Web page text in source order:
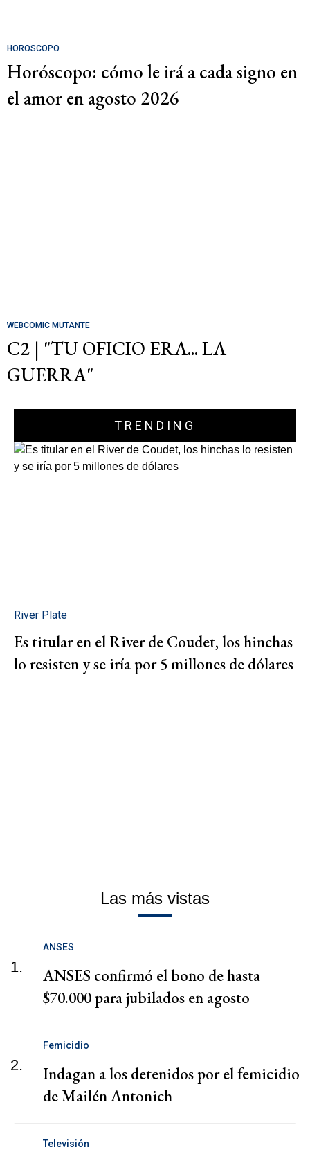
HORÓSCOPO
Horóscopo: cómo le irá a cada signo en
el amor en agosto 2026
WEBCOMIC MUTANTE
C2 | "TU OFICIO ERA... LA
GUERRA"
TRENDING
River Plate
Es titular en el River de Coudet, los hinchas
lo resisten y se iría por 5 millones de dólares
Las más vistas
1.
ANSES
ANSES confirmó el bono de hasta
$70.000 para jubilados en agosto
2.
Femicidio
Indagan a los detenidos por el femicidio
de Mailén Antonich
Televisión